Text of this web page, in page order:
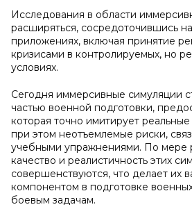
Исследования в области
расширяться, сосредоточившись
приложениях, включая принятие
кризисами в контролируемых, но
условиях.
Сегодня иммерсивные симуляции
частью военной подготовки,
которая точно имитирует
при этом неотъемлемые риски,
учебными упражнениями. По мере
качество и реалистичность этих
совершенствуются, что делает их
компонентом в подготовке
боевым задачам.